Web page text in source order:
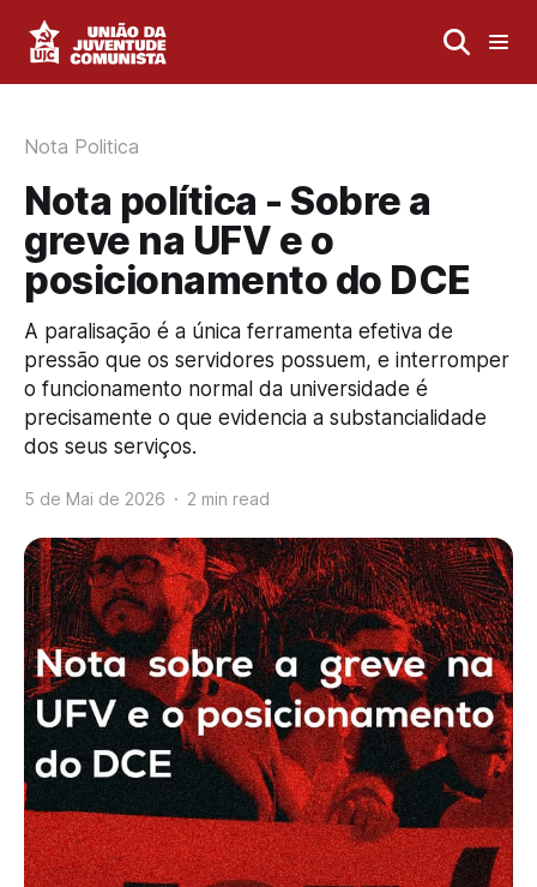
Nota Politica
Nota política - Sobre a
greve na UFV e o
posicionamento do DCE
A paralisação é a única ferramenta efetiva de
pressão que os servidores possuem, e interromper
o funcionamento normal da universidade é
precisamente o que evidencia a substancialidade
dos seus serviços.
5 de Mai de 2026 2 min read